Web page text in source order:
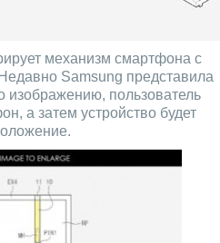
механизм смартфона с
Samsung представила
изображению, пользователь
а затем устройство будет